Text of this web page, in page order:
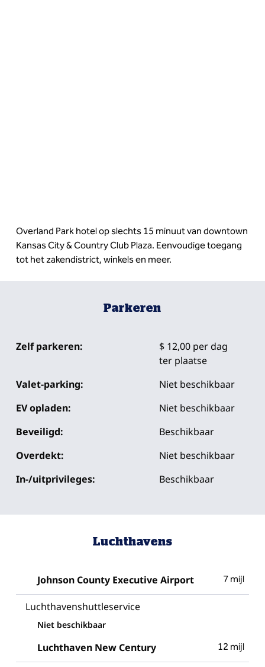
Overland Park hotel op slechts 15 minuut van downtown
Kansas City & Country Club Plaza. Eenvoudige toegang
tot het zakendistrict, winkels en meer.
Parkeren
Zelf parkeren:
$ 12,00 per dag
ter plaatse
Valet-parking:
Niet beschikbaar
EV opladen:
Niet beschikbaar
Beveiligd:
Beschikbaar
Overdekt:
Niet beschikbaar
In-/uitprivileges:
Beschikbaar
Luchthavens
Johnson County Executive Airport 7 mijl
Luchthaven­shuttleservice
Niet beschikbaar
Luchthaven New Century 12 mijl